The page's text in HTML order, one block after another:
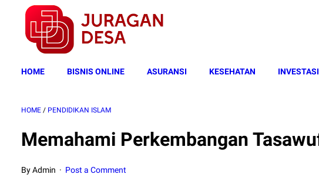
HOME BISNIS ONLINE ASURANSI KESEHATAN INVESTASI
HOME / PENDIDIKAN ISLAM
Memahami Perkembangan
By Admin Post a Comment